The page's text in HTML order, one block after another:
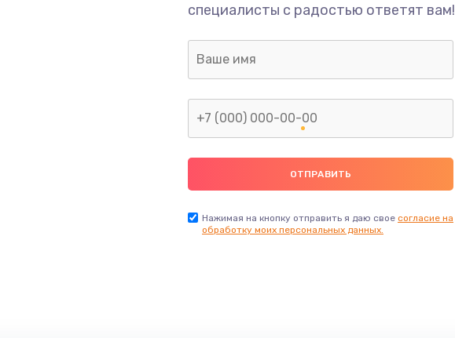
специалисты с радостью ответят вам!
Нажимая на кнопку отправить я даю свое согласие на
обработку моих персональных данных.